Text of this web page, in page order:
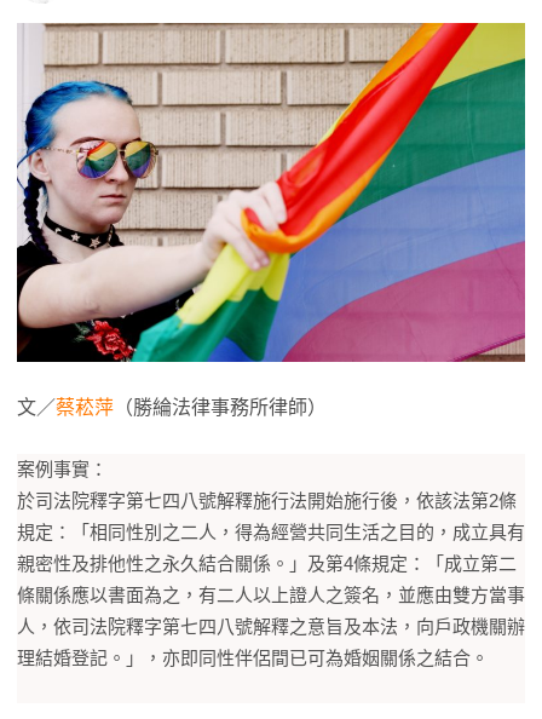
文／蔡菘萍 （勝綸法律事務所律師）
案例事實：
於司法院釋字第七四八號解釋施行法開始施行後，依該法第2條
規定：「相同性別之二人，得為經營共同生活之目的，成立具有
親密性及排他性之永久結合關係。」及第4條規定：「成立第二
條關係應以書面為之，有二人以上證人之簽名，並應由雙方當事
人，依司法院釋字第七四八號解釋之意旨及本法，向戶政機關辦
理結婚登記。」，亦即同性伴侶間已可為婚姻關係之結合。